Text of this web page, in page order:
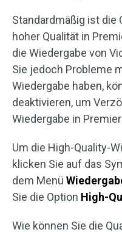
Standardmäßig ist die
hoher Qualität in
die Wiedergabe von
Sie jedoch Probleme
Wiedergabe haben,
deaktivieren, um
Wiedergabe in
Um die High-Quality-
klicken Sie auf das
dem Menü
Sie die Option High-
Wie können Sie die